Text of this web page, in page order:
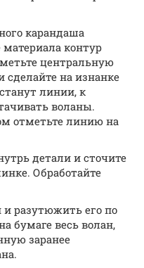
карандаша
контур
центральную
сделайте на изнанке
линии, к
воланы.
отметьте линию на
детали и сточите
Обработайте
разутюжить его по
бумаге весь волан,
заранее